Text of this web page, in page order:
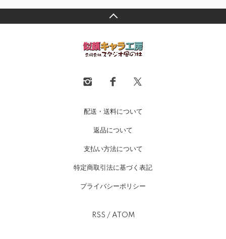
配送・送料について
返品について
支払い方法について
特定商取引法に基づく表記
プライバシーポリシー
RSS / ATOM